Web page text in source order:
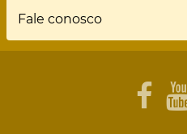
Rodapé
Fale conosco